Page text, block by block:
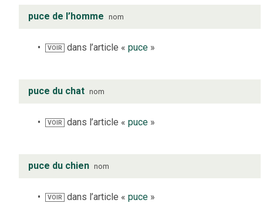
puce de l’homme nom
VOIR dans l’article «puce »
puce du chat nom
VOIR dans l’article «puce »
puce du chien nom
VOIR dans l’article «puce »